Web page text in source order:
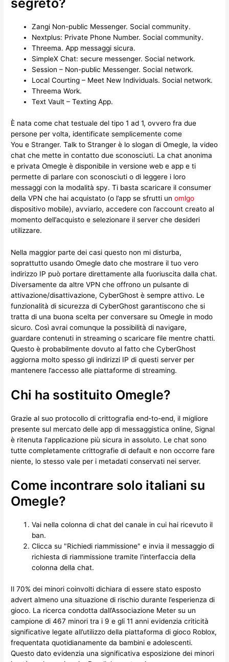
segreto?
Zangi Non-public Messenger. Social community.
Nextplus: Private Phone Number. Social community.
Threema. App messaggi sicura.
SimpleX Chat: secure messenger. Social network.
Session – Non-public Messenger. Social network.
Local Courting – Meet New Individuals. Social network.
Threema Work.
Text Vault – Texting App.
È nata come chat testuale del tipo 1 ad 1, ovvero fra due
persone per volta, identificate semplicemente come
You e Stranger. Talk to Stranger è lo slogan di Omegle, la video
chat che mette in contatto due sconosciuti. La chat anonima
e privata Omegle è disponibile in versione web e app e ti
permette di parlare con sconosciuti o di leggere i loro
messaggi con la modalità spy. Ti basta scaricare il consumer
della VPN che hai acquistato (o l’app se sfrutti unomlgo
dispositivo mobile), avviarlo, accedere con l’account creato al
momento dell’acquisto e selezionare il server che desideri
utilizzare.
Nella maggior parte dei casi questo non mi disturba,
soprattutto usando Omegle dato che mostrare il tuo vero
indirizzo IP può portare direttamente alla fuoriuscita dalla chat.
Diversamente da altre VPN che offrono un pulsante di
attivazione/disattivazione, CyberGhost è sempre attivo. Le
funzionalità di sicurezza di CyberGhost garantiscono che si
tratta di una buona scelta per conversare su Omegle in modo
sicuro. Così avrai comunque la possibilità di navigare,
guardare contenuti in streaming o scaricare file mentre chatti.
Questo è probabilmente dovuto al fatto che CyberGhost
aggiorna molto spesso gli indirizzi IP di questi server per
mantenere l’accesso alle piattaforme di streaming.
Chi ha sostituito Omegle?
Grazie al suo protocollo di crittografia end-to-end, il migliore
presente sul mercato delle app di messaggistica online, Signal
è ritenuta l'applicazione più sicura in assoluto. Le chat sono
tutte completamente crittografie di default e non occorre fare
niente, lo stesso vale per i metadati conservati nei server.
Come incontrare solo italiani su
Omegle?
Vai nella colonna di chat del canale in cui hai ricevuto il
ban.
Clicca su "Richiedi riammissione" e invia il messaggio di
richiesta di riammissione tramite l'interfaccia della
colonna della chat.
Il 70% dei minori coinvolti dichiara di essere stato esposto
advert almeno una situazione di rischio durante l’esperienza di
gioco. La ricerca condotta dall’Associazione Meter su un
campione di 467 minori tra i 9 e gli 11 anni evidenzia criticità
significative legate all’utilizzo della piattaforma di gioco Roblox,
frequentata quotidianamente da bambini e adolescenti.
Questo dato evidenzia una significativa esposizione dei minori